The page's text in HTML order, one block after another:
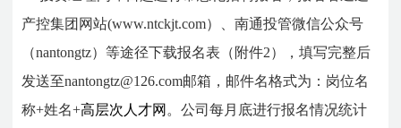
产控集团网站(www.ntckjt.com）、南通投管微信公众号
（nantongtz）等途径下载报名表（附件2），填写完整后
发送至nantongtz@126.com邮箱，邮件名格式为：岗位名
称+姓名+高层次人才网 。公司每月底进行报名情况统计